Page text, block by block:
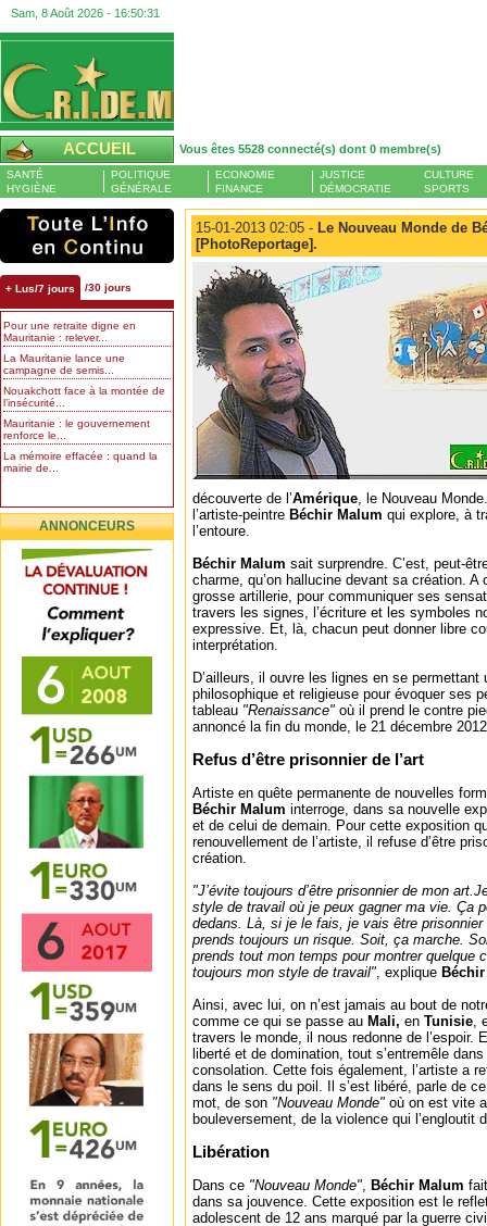
Sam, 8 Août 2026 - 16:50:33
ACCUEIL Vous êtes 5528 connecté(s) dont 0 membre(s)
SANTÉ
HYGIÈNE
POLITIQUE
GÉNÉRALE
ECONOMIE
FINANCE
JUSTICE
DÉMOCRATIE
CULTURE
SPORTS
+ Lus/7 jours /30 jours
Pour une retraite digne en
Mauritanie : relever...
La Mauritanie lance une
campagne de semis...
Nouakchott face à la montée de
l’insécurité...
Mauritanie : le gouvernement
renforce le...
La mémoire effacée : quand la
mairie de...
ANNONCEURS
15-01-2013 02:05 - Le Nouveau Monde de
[PhotoReportage].
découverte de l’Amérique, le Nouveau
l’artiste-peintre Béchir Malum qui explore, à
l’entoure.
Béchir Malum sait surprendre. C’est, peut-
charme, qu’on hallucine devant sa création.
grosse artillerie, pour communiquer ses
travers les signes, l’écriture et les symboles
expressive. Et, là, chacun peut donner libre
interprétation.
D’ailleurs, il ouvre les lignes en se
philosophique et religieuse pour évoquer ses
tableau "Renaissance" où il prend le contre
annoncé la fin du monde, le 21 décembre
Refus d’être prisonnier de l’art
Artiste en quête permanente de nouvelles
Béchir Malum interroge, dans sa nouvelle
et de celui de demain. Pour cette exposition
renouvellement de l’artiste, il refuse d’être
création.
"J’évite toujours d’être prisonnier de mon
style de travail où je peux gagner ma vie. Ça
dedans. Là, si je le fais, je vais être prisonnier
prends toujours un risque. Soit, ça marche.
prends tout mon temps pour montrer quelque
toujours mon style de travail", explique
Ainsi, avec lui, on n’est jamais au bout de
comme ce qui se passe au Mali, en Tunisie,
travers le monde, il nous redonne de l’espoir.
liberté et de domination, tout s’entremêle
consolation. Cette fois également, l’artiste a
dans le sens du poil. Il s’est libéré, parle de
mot, de son "Nouveau Monde" où on est vite
bouleversement, de la violence qui l’engloutit
Libération
Dans ce "Nouveau Monde", Béchir Malum
dans sa jouvence. Cette exposition est le reflet
adolescent de 12 ans marqué par la guerre